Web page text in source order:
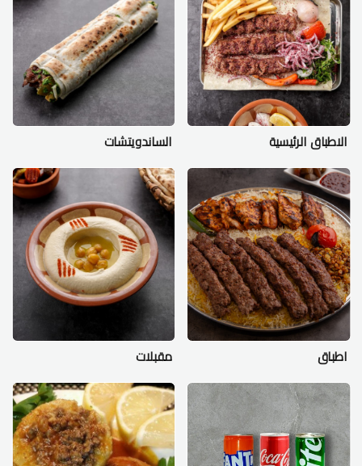
الاطباق الرئيسية الساندويتشات
اطباق مقبلات